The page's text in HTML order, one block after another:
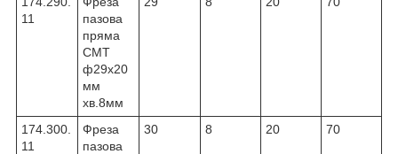
11
пазова
пряма
CMT
ф29х20
мм
хв.8мм
174.300.
11
Фреза
пазова
30 8 20 70